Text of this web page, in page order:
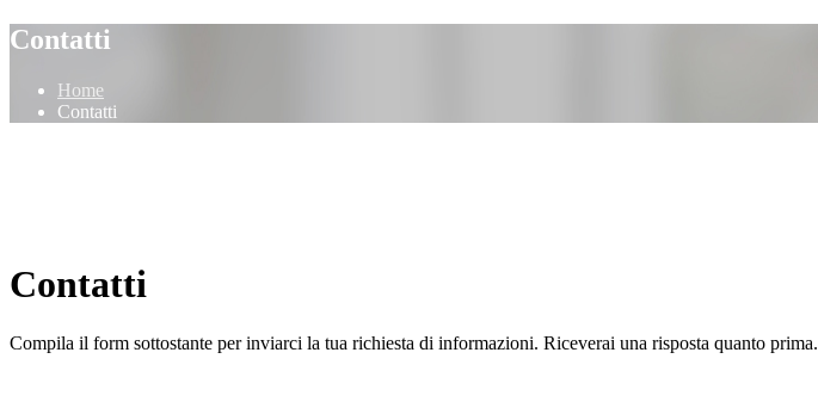
Contatti
Home
Contatti
Contatti
Compila il form sottostante per inviarci la tua richiesta di informazioni. Riceverai una risposta quanto prima.